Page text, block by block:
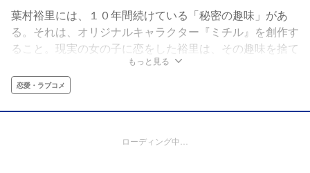
葉村裕里には、１０年間続けている「秘密の趣味」があ
る。それは、オリジナルキャラクター『ミチル』を創作す
ること。現実の女の子に恋をした裕里は、その趣味を捨て
去る決心をするが、その時、目の前に現れたのは‥‥!?展
開予測不能の極限恋物語開幕!!
もっと見る
恋愛・ラブコメ
ローディング中…